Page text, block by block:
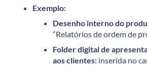
Exemplo:
Desenho interno do
“Relatórios de ordem de
Folder digital de
aos clientes: inserida no